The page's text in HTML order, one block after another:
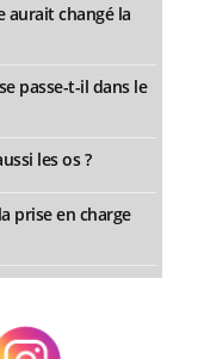
aurait changé la
passe-t-il dans le
les os ?
prise en charge